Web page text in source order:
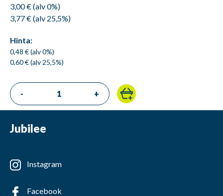
3,00 € (alv 0%)
3,77 € (alv 25,5%)
Hinta:
0,48 € (alv 0%)
0,60 € (alv 25,5%)
- +
Jubilee
Instagram
Facebook